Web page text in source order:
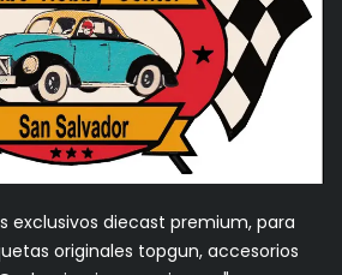
exclusivos diecast premium, para
originales topgun, accesorios